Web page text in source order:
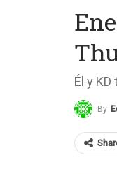
Él y
By